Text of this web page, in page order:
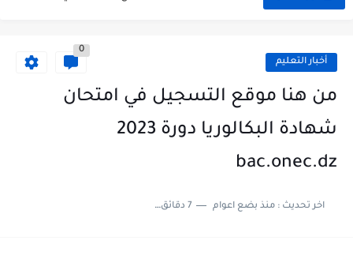
هنا سحب كشف نقاط البكالوريا 2026 جميع الشعب - bac.onec.dz أخبار التعليم
0
من هنا موقع التسجيل في امتحان
شهادة البكالوريا دورة 2023
bac.onec.dz
اخر تحديث :منذ بضع اعوام 7 دقائق للقراءة